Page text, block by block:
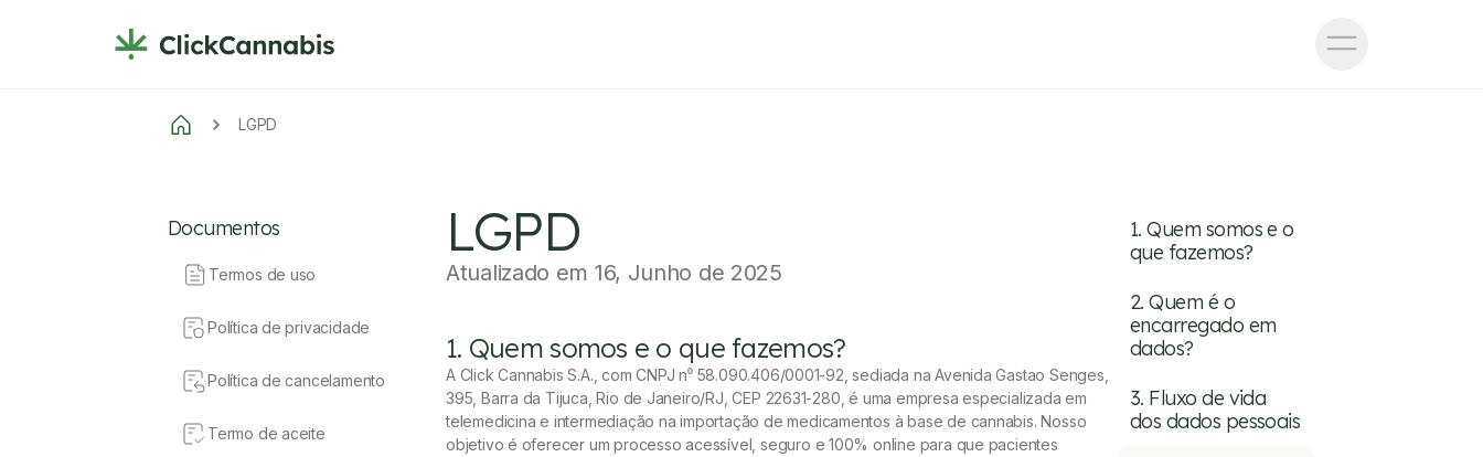
LGPD
LGPD
Documentos
Termos de uso
Política de privacidade
Política de cancelamento
Termo de aceite
LGPD
Atualizado em 16, Junho de 2025
1. Quem somos e o que fazemos?
A Click Cannabis S.A., com CNPJ n⁰ 58.090.406/0001-92, sediada na Avenida Gastao Senges,
395, Barra da Tijuca, Rio de Janeiro/RJ, CEP 22631-280, é uma empresa especializada em
telemedicina e intermediação na importação de medicamentos à base de cannabis. Nosso
objetivo é oferecer um processo acessível, seguro e 100% online para que pacientes
1. Quem somos e o
que fazemos?
2. Quem é o
encarregado em
dados?
3. Fluxo de vida
dos dados pessoais